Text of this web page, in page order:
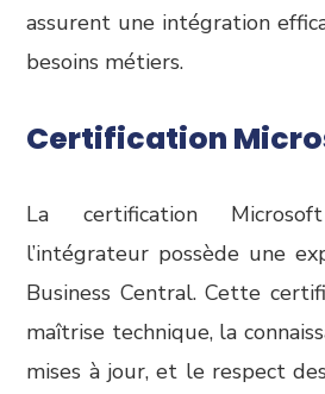
assurent une intégration
besoins métiers.
Certification
La certification
l’intégrateur possède une
Business Central. Cette
maîtrise technique, la
mises à jour, et le respect